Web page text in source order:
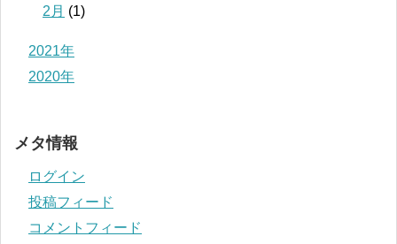
2月 (1)
2021年
2020年
メタ情報
ログイン
投稿フィード
コメントフィード